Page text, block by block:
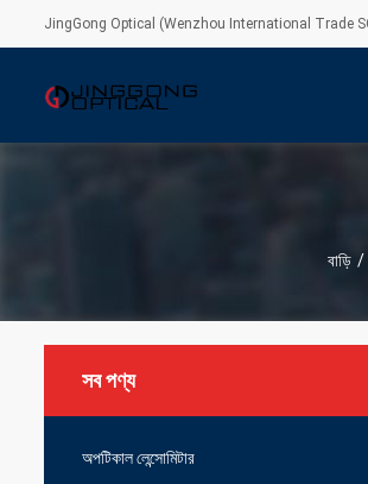
JingGong Optical (Wenzhou International Trade
বাড়ি /
সব পণ্য
অপটিকাল লেন্সোমিটার